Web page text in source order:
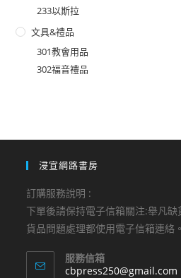
233以斯拉
文具&禮品
301教會用品
302福音禮品
浸宣網路書房
訂購服務說明 :
下單後請保持電子信箱關注:舉凡
貨品問題處理都使用電子信箱連絡。
服務信箱
cbpress250@gmail.com